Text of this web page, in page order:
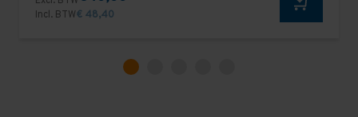
Incl. BTW€ 48,40